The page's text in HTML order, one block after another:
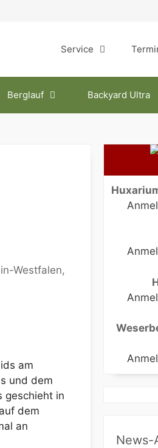
Service
Berglauf Backyard Ultra
Office 365
Westfalen,
am
und dem
geschieht in
dem
an
News-